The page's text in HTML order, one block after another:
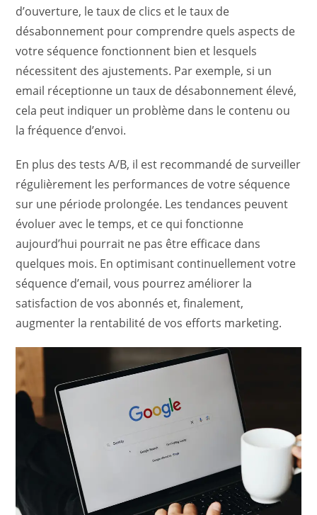
d’ouverture, le taux de clics et le taux de
désabonnement pour comprendre quels aspects de
votre séquence fonctionnent bien et lesquels
nécessitent des ajustements. Par exemple, si un
email réceptionne un taux de désabonnement élevé,
cela peut indiquer un problème dans le contenu ou
la fréquence d’envoi.
En plus des tests A/B, il est recommandé de surveiller
régulièrement les performances de votre séquence
sur une période prolongée. Les tendances peuvent
évoluer avec le temps, et ce qui fonctionne
aujourd’hui pourrait ne pas être efficace dans
quelques mois. En optimisant continuellement votre
séquence d’email, vous pourrez améliorer la
satisfaction de vos abonnés et, finalement,
augmenter la rentabilité de vos efforts marketing.